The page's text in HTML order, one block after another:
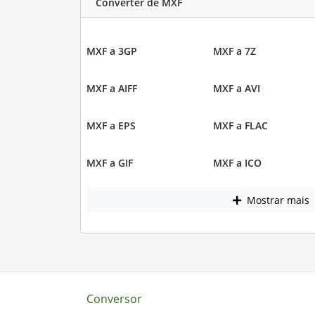
MXF a 3GP MXF a 7Z
MXF a AIFF MXF a AVI
MXF a EPS MXF a FLAC
MXF a GIF MXF a ICO
Mostrar mais
Conversor